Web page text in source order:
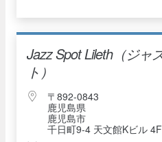
Jazz Spot Lileth（ジャ
ト）
〒892-0843
鹿児島県
鹿児島市
千日町9-4 天文館Kビル 4F